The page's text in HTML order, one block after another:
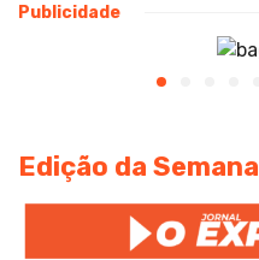
Publicidade
Edição da Semana